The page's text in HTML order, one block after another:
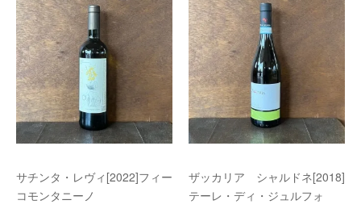
サチンタ・レヴィ[2022]フィー
コモンタニーノ
ザッカリア シャルドネ[2018]
テーレ・ディ・ジュルフォ